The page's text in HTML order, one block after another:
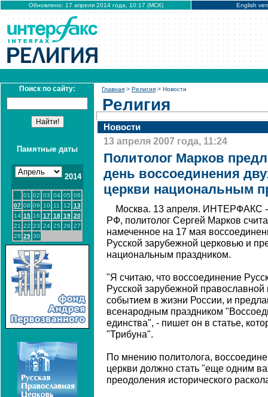
Обновлено: 17 апреля 2014 года, 10:17 (МСК) English
Поиск по сайту:
Памятные даты
2014
01 02 03 04 05 06
07 08 09 10 11 12 13
14 15 16 17 18 19 20
21 22 23 24 25 26 27
28 29 30
Главная > Религия > Новости
Религия
Новости
13 апреля 2007 года, 11:24
Политолог Марков
день воссоединения
церкви национальным
Москва. 13 апреля. ИНТЕРФАКС
РФ, политолог Сергей Марков
намеченное на 17 мая
Русской зарубежной церковью и
национальным праздником.
"Я считаю, что воссоединение
Русской зарубежной
событием в жизни России, и
всенародным праздником
единства", - пишет он в статье,
"Трибуна".
По мнению политолога,
церкви должно стать "еще одним
преодоления исторического